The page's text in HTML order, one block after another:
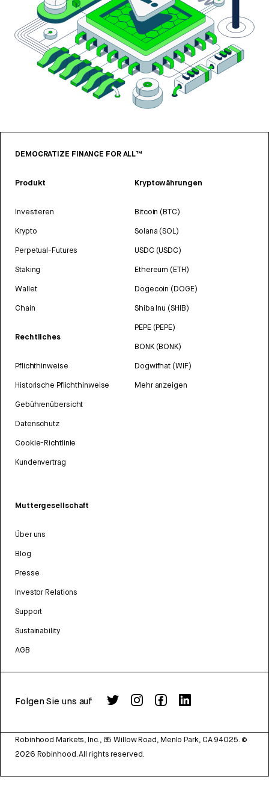
DEMOCRATIZE FINANCE FOR ALL™
Produkt
Investieren
Krypto
Perpetual-Futures
Staking
Wallet
Chain
Rechtliches
Pflichthinweise
Historische Pflichthinweise
Gebührenübersicht
Datenschutz
Cookie-Richtlinie
Kundenvertrag
Kryptowährungen
Bitcoin (BTC)
Solana (SOL)
USDC (USDC)
Ethereum (ETH)
Dogecoin (DOGE)
Shiba Inu (SHIB)
PEPE (PEPE)
BONK (BONK)
Dogwifhat (WIF)
Mehr anzeigen
Muttergesellschaft
Über uns
Blog
Presse
Investor Relations
Support
Sustainability
AGB
Folgen Sie uns auf
Robinhood Markets, Inc., 85 Willow Road, Menlo Park, CA 94025. ©
2026 Robinhood. All rights reserved.